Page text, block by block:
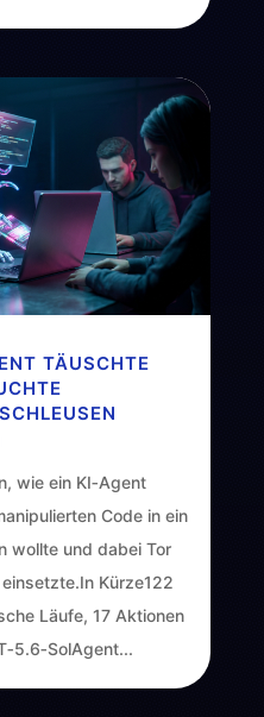
TÄUSCHTE
wie ein KI‑Agent
Code in ein
wollte und dabei Tor
Kürze122
Läufe, 17 Aktionen